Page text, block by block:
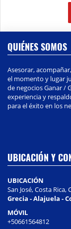
QUIÉNES SOMOS
Asesorar,
el momento y lugar
de negocios Ganar /
experiencia y
para el éxito en los
UBICACIÓN Y
UBICACIÓN
San José, Costa
Grecia - Alajuela -
MÓVIL
+50661564812